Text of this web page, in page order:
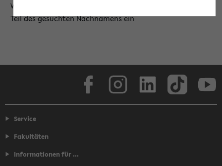
Wählen Sie die Einrichtung aus und/oder geben Sie einen
Teil des gesuchten Nachnamens ein
Service
Fakultäten
Informationen für ...